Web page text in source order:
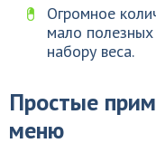
Огромное
мало
набору веса.
Простые
меню